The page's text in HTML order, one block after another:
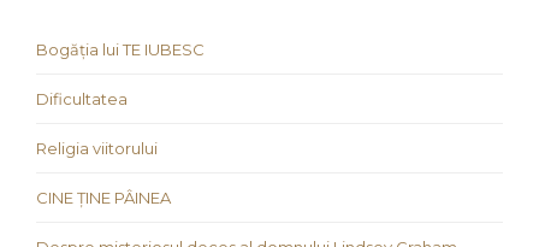
Bogăția lui TE IUBESC
Dificultatea
Religia viitorului
CINE ȚINE PÂINEA